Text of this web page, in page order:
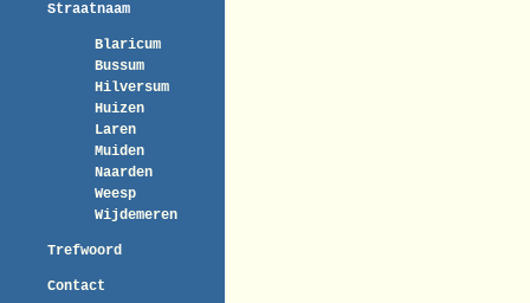
Straatnaam
Blaricum
Bussum
Hilversum
Huizen
Laren
Muiden
Naarden
Weesp
Wijdemeren
Trefwoord
Contact